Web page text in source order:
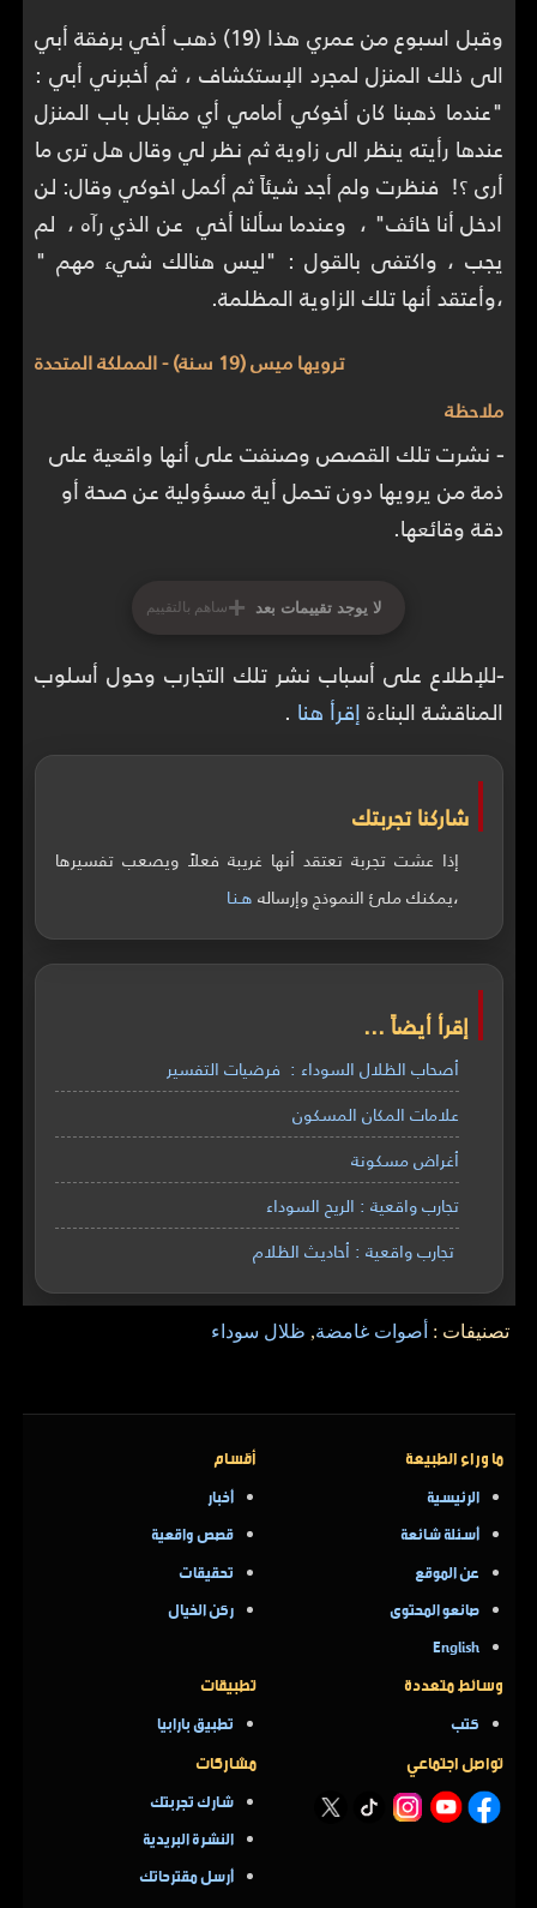
وقبل اسبوع من عمري هذا (19) ذهب أخي برفقة أبي
الى ذلك المنزل لمجرد الإستكشاف ، ثم أخبرني أبي :
"عندما ذهبنا كان أخوكي أمامي أي مقابل باب المنزل
عندها رأيته ينظر الى زاوية ثم نظر لي وقال هل ترى ما
أرى ؟! فنظرت ولم أجد شيئاً ثم أكمل اخوكي وقال: لن
ادخل أنا خائف" ، وعندما سألنا أخي عن الذي رآه ، لم
يجب ، واكتفى بالقول : "ليس هنالك شيء مهم "
،وأعتقد أنها تلك الزاوية المظلمة.
ترويها ميس (19 سنة) - المملكة المتحدة
ملاحظة
-نشرت تلك القصص وصنفت على أنها واقعية على
ذمة من يرويها دون تحمل أية مسؤولية عن صحة أو
دقة وقائعها.
لا يوجد تقييمات بعد +ساهم بالتقييم
-للإطلاع على أسباب نشر تلك التجارب وحول أسلوب
المناقشة البناءةإقرأ هنا .
شاركنا تجربتك
إذا عشت تجربة تعتقد أنها غريبة فعلاً ويصعب تفسيرها
،يمكنك ملئ النموذج وإرسالههـنـا
إقرأ أيضاً ...
أصحاب الظلال السوداء : فرضيات التفسير
علامات المكان المسكون
أغراض مسكونة
تجارب واقعية : الريح السوداء
تجارب واقعية : أحاديث الظلام
تصنيفات : أصوات غامضة, ظلال سوداء
ما وراء الطبيعة
الرئيسية
أسئلة شائعة
عن الموقع
صانعو المحتوى
English
أقسام
أخبار
قصص واقعية
تحقيقات
ركن الخيال
وسائط متعددة
كتب
تطبيقات
تطبيق بارابيا
تواصل اجتماعي مشاركات
شارك تجربتك
النشرة البريدية
أرسل مقترحاتك